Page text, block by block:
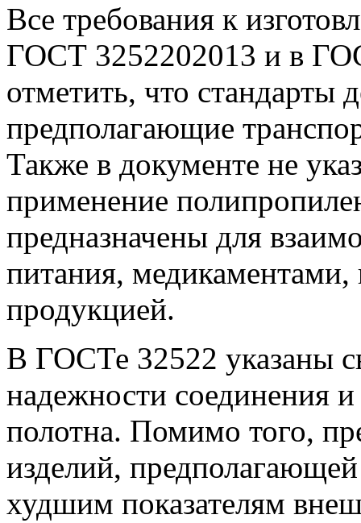
Все требования к
ГОСТ 3252202013 и в
отметить, что стандарты
предполагающие
Также в документе не
применение
предназначены для
питания, медикаментами,
продукцией.
В ГОСТе 32522 указаны
надежности соединения
полотна. Помимо того,
изделий,
худшим показателям